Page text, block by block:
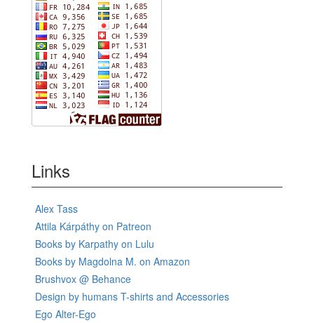
Links
Alex Tass
Attila Kárpáthy on Patreon
Books by Karpathy on Lulu
Books by Magdolna M. on Amazon
Brushvox @ Behance
Design by humans T-shirts and Accessories
Ego Alter-Ego